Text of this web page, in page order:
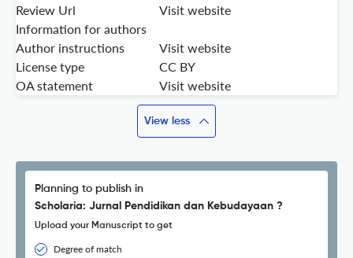
Review Url
Visit website
Information for authors
Author instructions
Visit website
License type
CC BY
OA statement
Visit website
View less
Planning to publish in
Scholaria: Jurnal Pendidikan dan Kebudayaan ?
Upload your Manuscript to get
Degree of match